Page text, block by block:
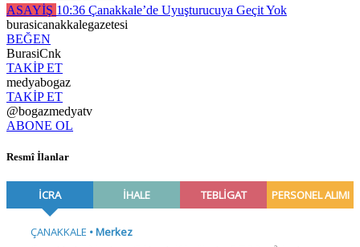
ASAYİŞ 10:36 Çanakkale’de Uyuşturucuya Geçit Yok
burasicanakkalegazetesi
BEĞEN
BurasiCnk
TAKİP ET
medyabogaz
TAKİP ET
@bogazmedyatv
ABONE OL
Resmî İlanlar